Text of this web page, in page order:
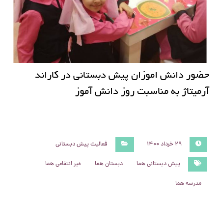
حضور دانش اموزان پیش دبستانی در کاراند
آرمیتاژ به مناسبت روز دانش آموز
۲۹ خرداد ۱۴۰۰ فعالیت پیش دبستانی
پیش دبستانی هما دبستان هما غیر انتفاعی هما
مدرسه هما